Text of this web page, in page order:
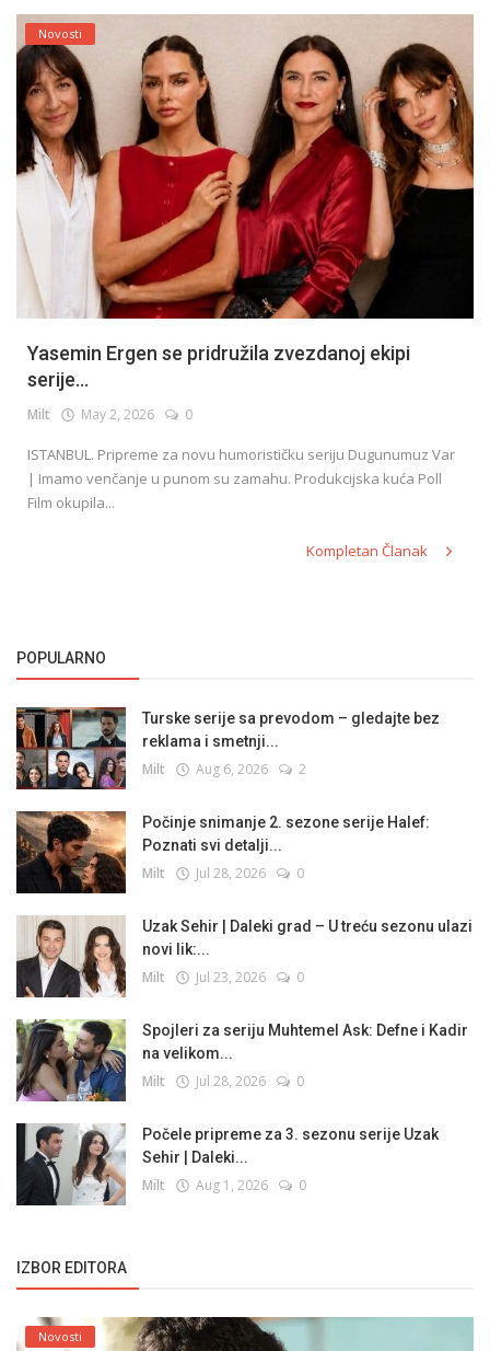
Novosti
Yasemin Ergen se pridružila zvezdanoj ekipi
serije...
Milt May 2, 2026 0
ISTANBUL. Pripreme za novu humorističku seriju Dugunumuz Var
| Imamo venčanje u punom su zamahu. Produkcijska kuća Poll
Film okupila...
Kompletan Članak
POPULARNO
Turske serije sa prevodom – gledajte bez
reklama i smetnji...
Milt Aug 6, 2026 2
Počinje snimanje 2. sezone serije Halef:
Poznati svi detalji...
Milt Jul 28, 2026 0
Uzak Sehir | Daleki grad – U treću sezonu ulazi
novi lik:...
Milt Jul 23, 2026 0
Spojleri za seriju Muhtemel Ask: Defne i Kadir
na velikom...
Milt Jul 28, 2026 0
Počele pripreme za 3. sezonu serije Uzak
Sehir | Daleki...
Milt Aug 1, 2026 0
IZBOR EDITORA
Novosti